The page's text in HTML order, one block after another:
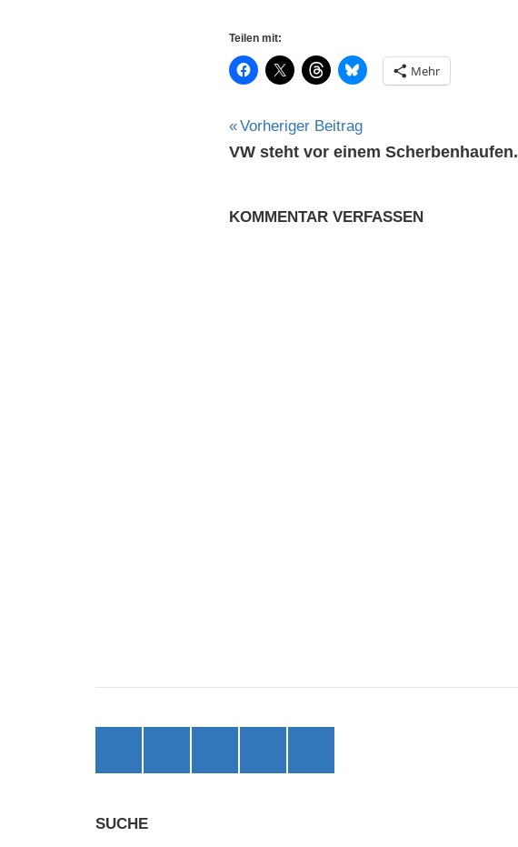
Teilen mit:
Mehr
Fotografie
Beitragsnavigation
Vorheriger Beitrag
VW steht vor einem Scherbenhaufen.
KOMMENTAR VERFASSEN
(ehemals
SUCHE